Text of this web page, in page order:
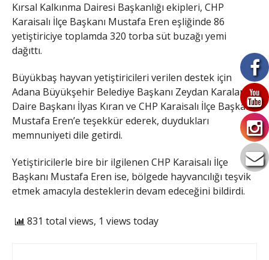
Kırsal Kalkınma Dairesi Başkanlığı ekipleri, CHP
Karaisalı İlçe Başkanı Mustafa Eren eşliğinde 86
yetiştiriciye toplamda 320 torba süt buzağı yemi
dağıttı.
Büyükbaş hayvan yetiştiricileri verilen destek için
Adana Büyükşehir Belediye Başkanı Zeydan Karalar’a,
Daire Başkanı İlyas Kıran ve CHP Karaisalı İlçe Başkanı
Mustafa Eren’e teşekkür ederek, duydukları
memnuniyeti dile getirdi.
Yetiştiricilerle bire bir ilgilenen CHP Karaisalı İlçe
Başkanı Mustafa Eren ise, bölgede hayvancılığı teşvik
etmek amacıyla desteklerin devam edeceğini bildirdi.
831 total views, 1 views today